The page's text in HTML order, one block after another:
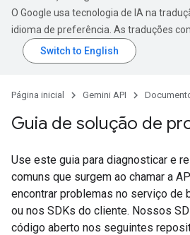
O Google usa tecnologia de IA na
idioma de preferência. As traduções
Página inicial Gemini API
Guia de solução de
Use este guia para diagnosticar e
comuns que surgem ao chamar a
encontrar problemas no serviço de
ou nos SDKs do cliente. Nossos
código aberto nos seguintes